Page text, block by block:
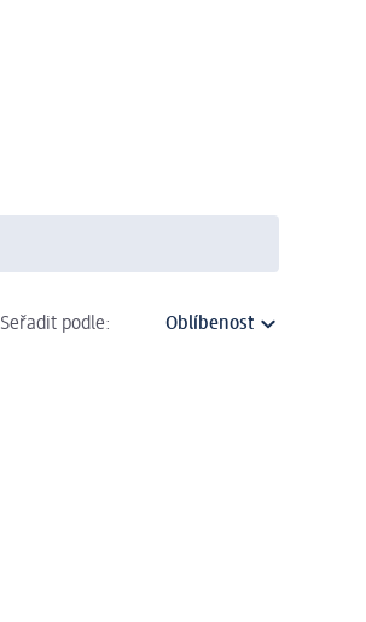
Seřadit podle: